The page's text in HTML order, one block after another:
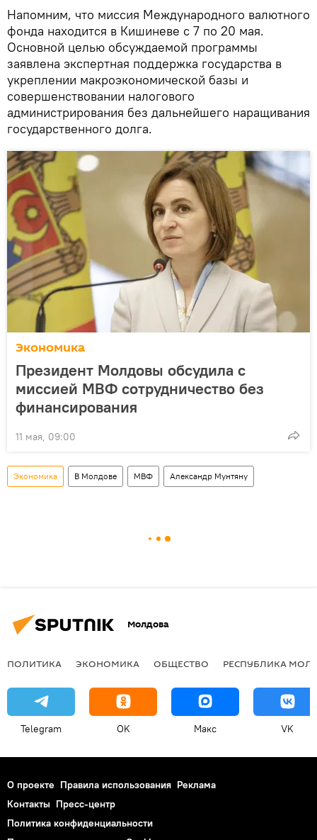
Напомним, что миссия Международного валютного
фонда находится в Кишиневе с 7 по 20 мая.
Основной целью обсуждаемой программы
заявлена экспертная поддержка государства в
укреплении макроэкономической базы и
совершенствовании налогового
администрирования без дальнейшего наращивания
государственного долга.
Экономика
Президент Молдовы обсудила с
миссией МВФ сотрудничество без
финансирования
11 мая, 09:00
Экономика В Молдове МВФ Александр Мунтяну
Молдова
ПОЛИТИКА ЭКОНОМИКА ОБЩЕСТВО РЕСПУБЛИКА
Telegram OK Макс VK
О проекте Правила использования Реклама
Контакты Пресс-центр
Политика конфиденциальности